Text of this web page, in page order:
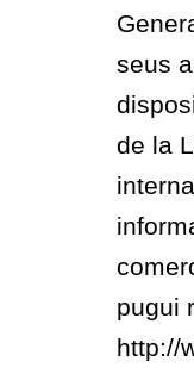
seus
de la
pugui
http://